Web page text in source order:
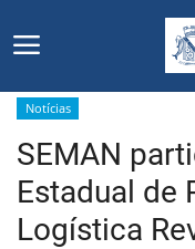
Início
Editais
Notícias
SEMAN
Estadual de
Logística